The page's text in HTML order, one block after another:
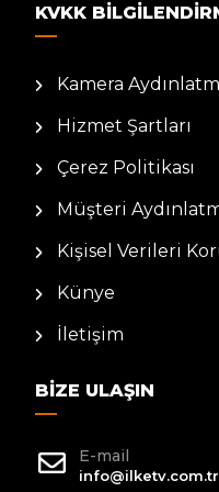
KVKK
Kamera
Hizmet Şartları
Çerez Politikası
Müşteri
Kişisel Verileri
Künye
İletişim
BIZE ULAŞIN
E-mail
info@ilketv.com.tr